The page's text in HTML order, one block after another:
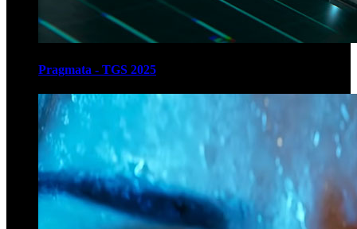
Pragmata - TGS 2025